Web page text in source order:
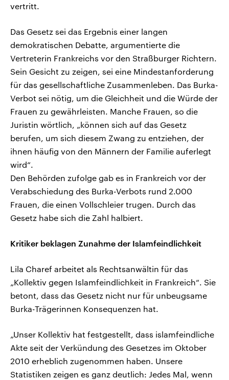
vertritt.
Das Gesetz sei das Ergebnis einer langen
demokratischen Debatte, argumentierte die
Vertreterin Frankreichs vor den Straßburger Richtern.
Sein Gesicht zu zeigen, sei eine Mindestanforderung
für das gesellschaftliche Zusammenleben. Das Burka-
Verbot sei nötig, um die Gleichheit und die Würde der
Frauen zu gewährleisten. Manche Frauen, so die
Juristin wörtlich, „können sich auf das Gesetz
berufen, um sich diesem Zwang zu entziehen, der
ihnen häufig von den Männern der Familie auferlegt
wird“.
Den Behörden zufolge gab es in Frankreich vor der
Verabschiedung des Burka-Verbots rund 2.000
Frauen, die einen Vollschleier trugen. Durch das
Gesetz habe sich die Zahl halbiert.
Kritiker beklagen Zunahme der Islamfeindlichkeit
Lila Charef arbeitet als Rechtsanwältin für das
„Kollektiv gegen Islamfeindlichkeit in Frankreich“. Sie
betont, dass das Gesetz nicht nur für unbeugsame
Burka-Trägerinnen Konsequenzen hat.
„Unser Kollektiv hat festgestellt, dass islamfeindliche
Akte seit der Verkündung des Gesetzes im Oktober
2010 erheblich zugenommen haben. Unsere
Statistiken zeigen es ganz deutlich: Jedes Mal, wenn